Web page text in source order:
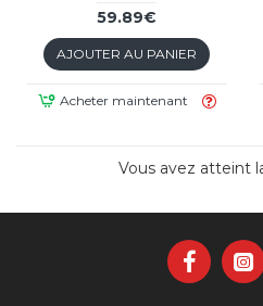
59.89€
AJOUTER AU PANIER
Acheter maintenant
Vous avez atteint